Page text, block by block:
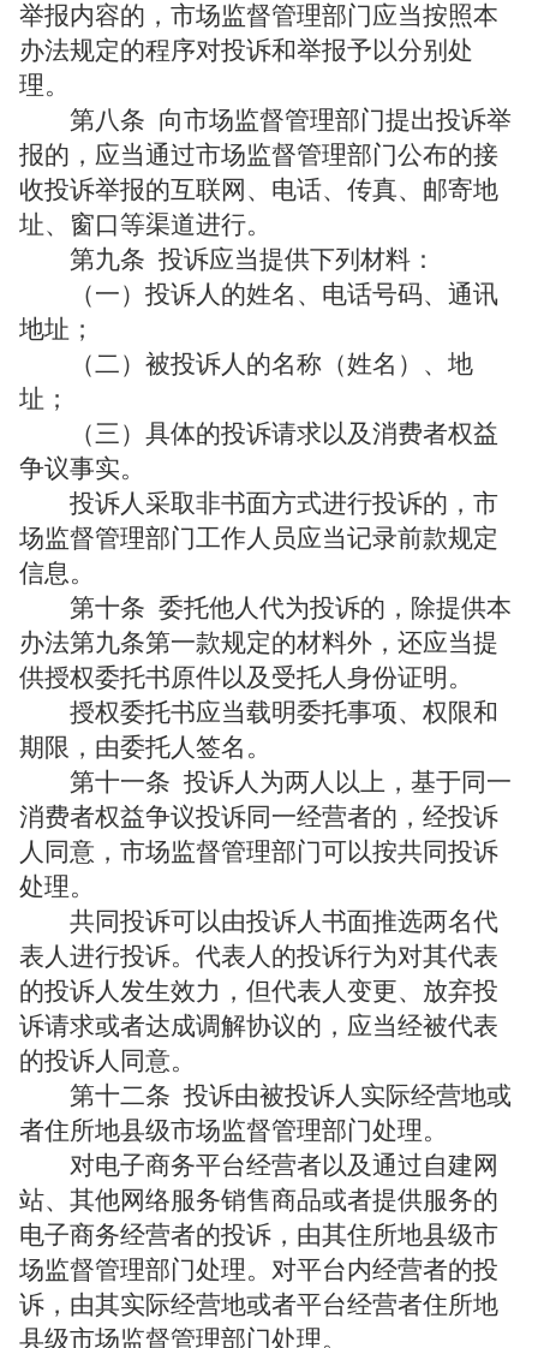
举报内容的，市场监督管理部门应当按照本
办法规定的程序对投诉和举报予以分别处
理。
第八条 向市场监督管理部门提出投诉举
报的，应当通过市场监督管理部门公布的接
收投诉举报的互联网、电话、传真、邮寄地
址、窗口等渠道进行。
第九条 投诉应当提供下列材料：
（一）投诉人的姓名、电话号码、通讯
地址；
（二）被投诉人的名称（姓名）、地
址；
（三）具体的投诉请求以及消费者权益
争议事实。
投诉人采取非书面方式进行投诉的，市
场监督管理部门工作人员应当记录前款规定
信息。
第十条 委托他人代为投诉的，除提供本
办法第九条第一款规定的材料外，还应当提
供授权委托书原件以及受托人身份证明。
授权委托书应当载明委托事项、权限和
期限，由委托人签名。
第十一条 投诉人为两人以上，基于同一
消费者权益争议投诉同一经营者的，经投诉
人同意，市场监督管理部门可以按共同投诉
处理。
共同投诉可以由投诉人书面推选两名代
表人进行投诉。代表人的投诉行为对其代表
的投诉人发生效力，但代表人变更、放弃投
诉请求或者达成调解协议的，应当经被代表
的投诉人同意。
第十二条 投诉由被投诉人实际经营地或
者住所地县级市场监督管理部门处理。
对电子商务平台经营者以及通过自建网
站、其他网络服务销售商品或者提供服务的
电子商务经营者的投诉，由其住所地县级市
场监督管理部门处理。对平台内经营者的投
诉，由其实际经营地或者平台经营者住所地
县级市场监督管理部门处理。